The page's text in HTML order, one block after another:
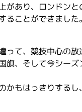
あり、ロンドンと
ことができました。
て、競技中心の放
旗、そして今シー
かもはっきりする